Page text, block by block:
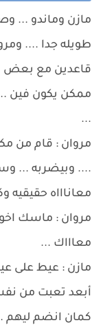
مازن وماندو ...
طويله جدا ....
قاعدين مع بعض
ممكن يكون فين
...
مروان : قام من
.... وبيضربه ...
معاناااه حقيقيه
مروان : ماسك
معاااك ...
مازن : عيط على
أبعد تعبت من
كمان انضم ليهم